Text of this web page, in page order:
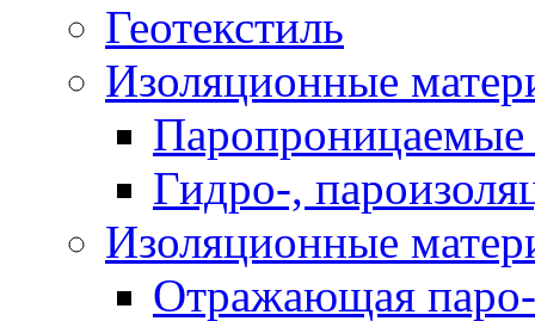
Геотекстиль
Изоляционные
Гидро-,
Изоляционные
Отражающая